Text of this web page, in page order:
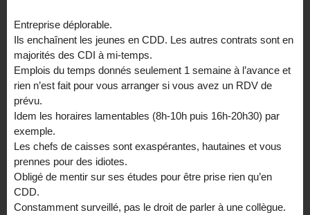
Entreprise déplorable.
Ils enchaînent les jeunes en CDD. Les autres contrats sont en
majorités des CDI à mi-temps.
Emplois du temps donnés seulement 1 semaine à l’avance et
rien n’est fait pour vous arranger si vous avez un RDV de
prévu.
Idem les horaires lamentables (8h-10h puis 16h-20h30) par
exemple.
Les chefs de caisses sont exaspérantes, hautaines et vous
prennes pour des idiotes.
Obligé de mentir sur ses études pour être prise rien qu’en
CDD.
Constamment surveillé, pas le droit de parler à une collègue.